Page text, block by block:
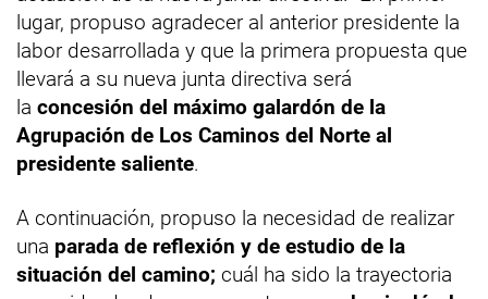
lugar, propuso agradecer al anterior presidente la
labor desarrollada y que la primera propuesta que
llevará a su nueva junta directiva será
la concesión del máximo galardón de la
Agrupación de Los Caminos del Norte al
presidente saliente.
A continuación, propuso la necesidad de realizar
una parada de reflexión y de estudio de la
situación del camino; cuál ha sido la trayectoria